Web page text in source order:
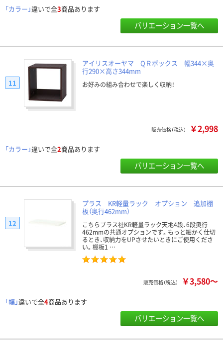
「カラー」違いで全3商品あります
バリエーション一覧へ
アイリスオーヤマ QＲボックス 幅344×奥
行290×高さ344mm
お好みの組み合わせで楽しく収納！
11
販売価格（税込） ￥2,998
「カラー」違いで全2商品あります
バリエーション一覧へ
プラス KR軽量ラック オプション 追加棚
板（奥行462mm）
こちらプラス社KR軽量ラック天地4段、6段奥行
462mmの共通オプションです。もっと細かく仕切
るとき、収納力をUPさせたいときにご使用くださ
い。棚板1 …
12
販売価格（税込） ￥3,580～
「幅」違いで全4商品あります
バリエーション一覧へ